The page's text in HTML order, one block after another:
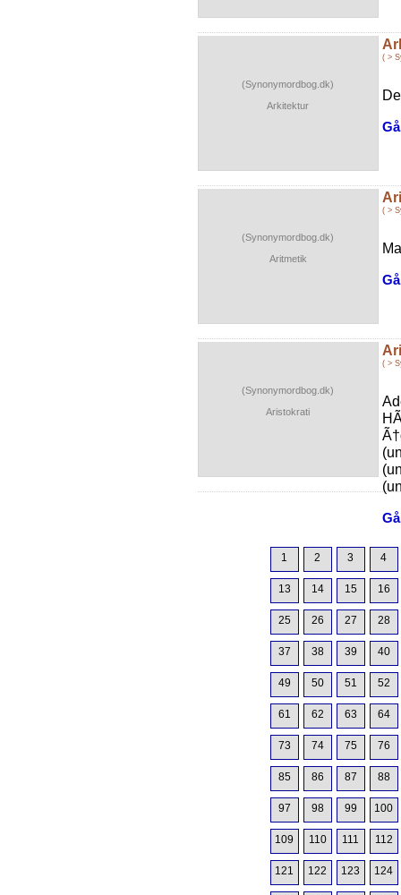
(Synonymordbog.dk)
Arkitektur
( >
(Synonymordbog.dk)
Aritmetik
( >
(Synonymordbog.dk)
Aristokrati
( >
1 2 3 4
13 14 15 16
25 26 27 28
37 38 39 40
49 50 51 52
61 62 63 64
73 74 75 76
85 86 87 88
97 98 99 100
109 110 111 112
121 122 123 124